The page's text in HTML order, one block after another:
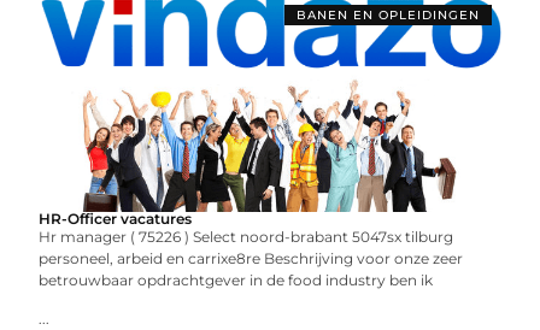
BANEN EN OPLEIDINGEN
HR-Officer vacatures
Hr manager ( 75226 ) Select noord-brabant 5047sx tilburg
personeel, arbeid en carrixe8re Beschrijving voor onze zeer
betrouwbaar opdrachtgever in de food industry ben ik
...